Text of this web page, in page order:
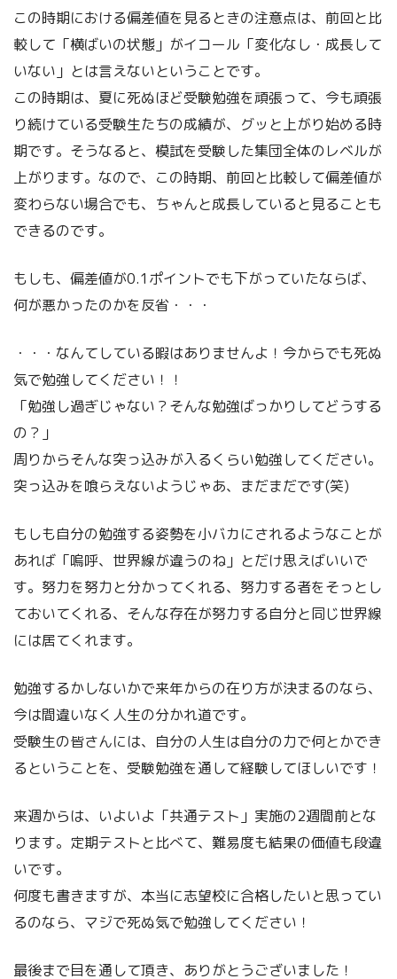
この時期における偏差値を見るときの注意点は、前回と比
較して「横ばいの状態」がイコール「変化なし・成長して
いない」とは言えないということです。
この時期は、夏に死ぬほど受験勉強を頑張って、今も頑張
り続けている受験生たちの成績が、グッと上がり始める時
期です。そうなると、模試を受験した集団全体のレベルが
上がります。なので、この時期、前回と比較して偏差値が
変わらない場合でも、ちゃんと成長していると見ることも
できるのです。
もしも、偏差値が0.1ポイントでも下がっていたならば、
何が悪かったのかを反省・・・
・・・なんてしている暇はありませんよ！今からでも死ぬ
気で勉強してください！！
「勉強し過ぎじゃない？そんな勉強ばっかりしてどうする
の？」
周りからそんな突っ込みが入るくらい勉強してください。
突っ込みを喰らえないようじゃあ、まだまだです(笑)
もしも自分の勉強する姿勢を小バカにされるようなことが
あれば「嗚呼、世界線が違うのね」とだけ思えばいいで
す。努力を努力と分かってくれる、努力する者をそっとし
ておいてくれる、そんな存在が努力する自分と同じ世界線
には居てくれます。
勉強するかしないかで来年からの在り方が決まるのなら、
今は間違いなく人生の分かれ道です。
受験生の皆さんには、自分の人生は自分の力で何とかでき
るということを、受験勉強を通して経験してほしいです！
来週からは、いよいよ「共通テスト」実施の2週間前とな
ります。定期テストと比べて、難易度も結果の価値も段違
いです。
何度も書きますが、本当に志望校に合格したいと思ってい
るのなら、マジで死ぬ気で勉強してください！
最後まで目を通して頂き、ありがとうございました！